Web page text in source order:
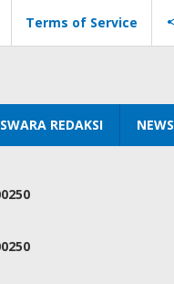
Terms of Service
SWARA REDAKSI NEWS